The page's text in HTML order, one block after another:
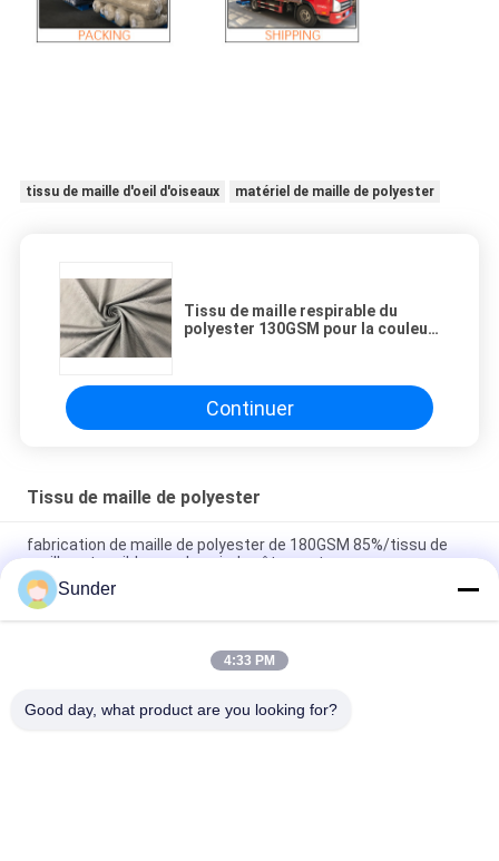
tissu de maille d'oeil d'oiseaux matériel de maille de polyester
Tissu de maille respirable du
polyester 130GSM pour la couleur
Continuer
Tissu de maille de polyester
fabrication de maille de polyester de 180GSM 85%/tissu de
maille extensible pour le noir de vêtements
tissu de maille respirable du polyester 120GSM pour la couleur
de gris de chaise de bureau de sac de gymnase
tissu 100% de maille du polyester 60GSM tricoté pour l'usage
Sunder
4:33 PM
Good day, what product are you looking for?